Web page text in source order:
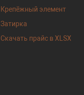
Крепёжный элемент
Затирка
Скачать прайс в XLSX